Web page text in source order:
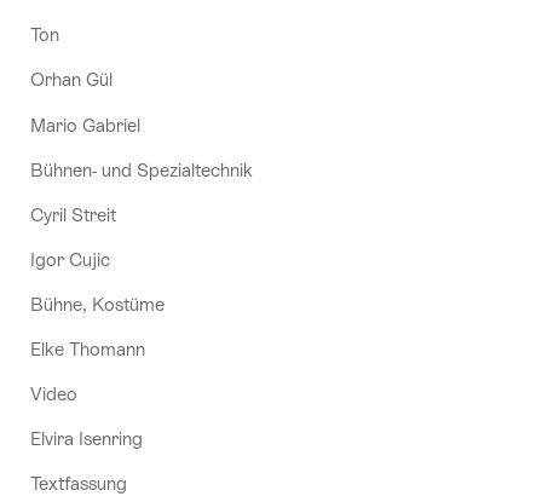
Ton
Orhan Gül
Mario Gabriel
Bühnen- und Spezialtechnik
Cyril Streit
Igor Cujic
Bühne, Kostüme
Elke Thomann
Video
Elvira Isenring
Textfassung